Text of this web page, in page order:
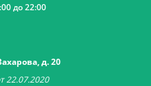
до 22:00
д. 20
22.07.2020